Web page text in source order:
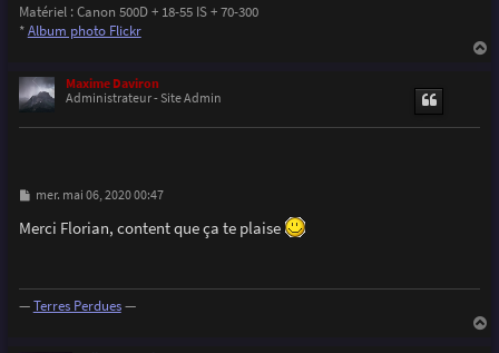
Matériel : Canon 500D + 18-55 IS + 70-300
*Album photo Flickr
Maxime Daviron
Administrateur - Site Admin
M
s
s
mer. mai 06, 2020 00:47
Merci Florian, content que ça te plaise
—Terres Perdues—